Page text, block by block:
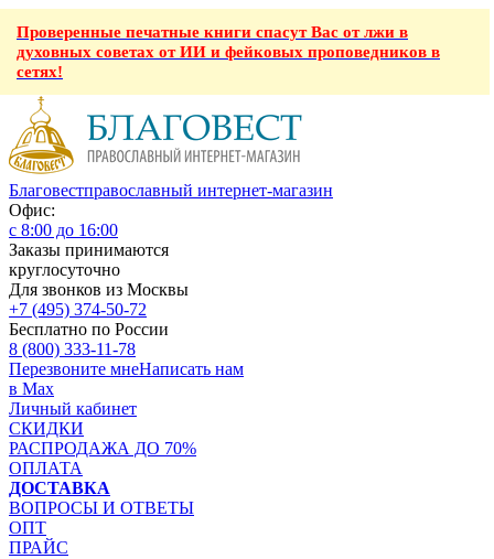
Проверенные печатные книги спасут Вас от лжи в
духовных советах от ИИ и фейковых проповедников в
сетях!
Благовестправославный интернет-магазин
Офис:
с 8:00 до 16:00
Заказы принимаются
круглосуточно
Для звонков из Москвы
+7 (495) 374-50-72
Бесплатно по России
8 (800) 333-11-78
Перезвоните мнеНаписать нам
в Max
Личный кабинет
СКИДКИ
РАСПРОДАЖА ДО 70%
ОПЛАТА
ДОСТАВКА
ВОПРОСЫ И ОТВЕТЫ
ОПТ
ПРАЙС